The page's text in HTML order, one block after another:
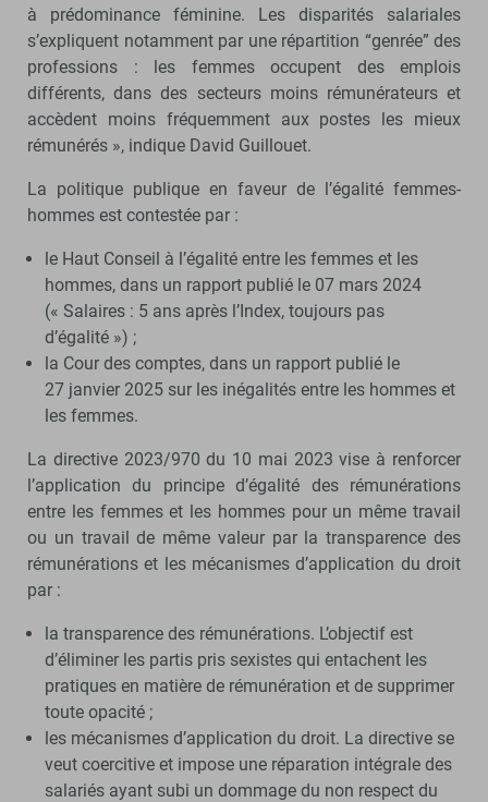
à prédominance féminine. Les disparités salariales
s’expliquent notamment par une répartition “genrée” des
professions : les femmes occupent des emplois
différents, dans des secteurs moins rémunérateurs et
accèdent moins fréquemment aux postes les mieux
rémunérés », indique David Guillouet.
La politique publique en faveur de l’égalité femmes-
hommes est contestée par :
le Haut Conseil à l’égalité entre les femmes et les
hommes, dans un rapport publié le 07 mars 2024
(« Salaires : 5 ans après l’Index, toujours pas
d’égalité ») ;
la Cour des comptes, dans un rapport publié le
27 janvier 2025 sur les inégalités entre les hommes et
les femmes.
La directive 2023/970 du 10 mai 2023 vise à renforcer
l’application du principe d’égalité des rémunérations
entre les femmes et les hommes pour un même travail
ou un travail de même valeur par la transparence des
rémunérations et les mécanismes d’application du droit
par :
la transparence des rémunérations. L’objectif est
d’éliminer les partis pris sexistes qui entachent les
pratiques en matière de rémunération et de supprimer
toute opacité ;
les mécanismes d’application du droit. La directive se
veut coercitive et impose une réparation intégrale des
salariés ayant subi un dommage du non respect du